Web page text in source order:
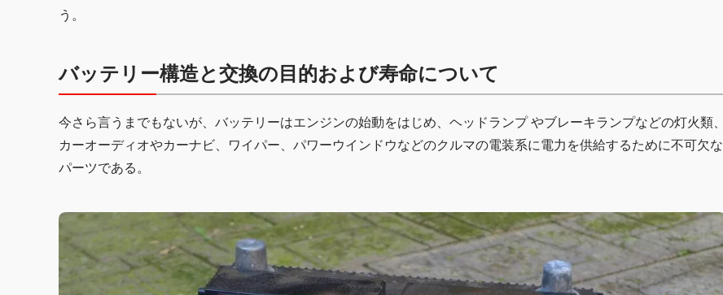
う。
バッテリー構造と交換の目的および寿命について
今さら言うまでもないが、バッテリーはエンジンの始動をはじめ、ヘッドランプ やブレーキランプなどの灯火類、
カーオーディオやカーナビ、ワイパー、パワーウインドウなどのクルマの電装系に電力を供給するために不可欠な
パーツである。